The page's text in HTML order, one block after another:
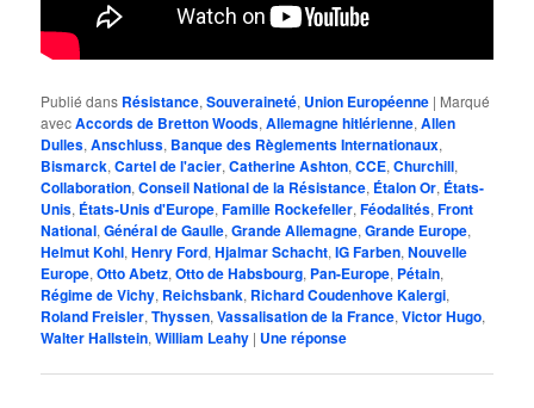
Publié dans Résistance,Souveraineté, Union Européenne | Marqué
avecAccords de Bretton Woods,Allemagne hitlérienne,Allen
Dulles,Anschluss, Banque des Règlements Internationaux,
Bismarck,Cartel de l'acier,Catherine Ashton,CCE,Churchill,
Collaboration,Conseil National de la Résistance, Étalon Or, États-
Unis, États-Unis d'Europe,Famille Rockefeller,Féodalités,Front
National,Général de Gaulle,Grande Allemagne,Grande Europe,
Helmut Kohl,Henry Ford,Hjalmar Schacht,IG Farben,Nouvelle
Europe,Otto Abetz,Otto de Habsbourg, Pan-Europe, Pétain,
Régime de Vichy, Reichsbank, Richard Coudenhove Kalergi,
Roland Freisler,Thyssen,Vassalisation de la France,Victor Hugo,
Walter Hallstein,William Leahy | Uneréponse